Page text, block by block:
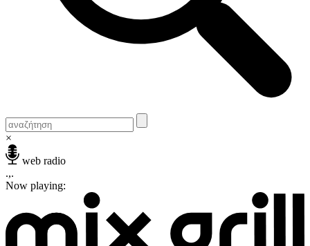
×
web radio
.,.
Now playing: